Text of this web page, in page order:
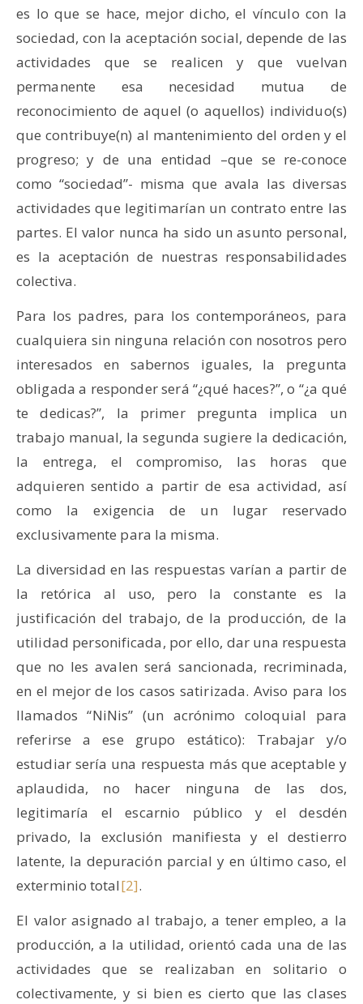
es lo que se hace, mejor dicho, el vínculo con la
sociedad, con la aceptación social, depende de las
actividades que se realicen y que vuelvan
permanente esa necesidad mutua de
reconocimiento de aquel (o aquellos) individuo(s)
que contribuye(n) al mantenimiento del orden y el
progreso; y de una entidad –que se re-conoce
como “sociedad”- misma que avala las diversas
actividades que legitimarían un contrato entre las
partes. El valor nunca ha sido un asunto personal,
es la aceptación de nuestras responsabilidades
colectiva.
Para los padres, para los contemporáneos, para
cualquiera sin ninguna relación con nosotros pero
interesados en sabernos iguales, la pregunta
obligada a responder será “¿qué haces?”, o “¿a qué
te dedicas?”, la primer pregunta implica un
trabajo manual, la segunda sugiere la dedicación,
la entrega, el compromiso, las horas que
adquieren sentido a partir de esa actividad, así
como la exigencia de un lugar reservado
exclusivamente para la misma.
La diversidad en las respuestas varían a partir de
la retórica al uso, pero la constante es la
justificación del trabajo, de la producción, de la
utilidad personificada, por ello, dar una respuesta
que no les avalen será sancionada, recriminada,
en el mejor de los casos satirizada. Aviso para los
llamados “NiNis” (un acrónimo coloquial para
referirse a ese grupo estático): Trabajar y/o
estudiar sería una respuesta más que aceptable y
aplaudida, no hacer ninguna de las dos,
legitimaría el escarnio público y el desdén
privado, la exclusión manifiesta y el destierro
latente, la depuración parcial y en último caso, el
exterminio total[2].
El valor asignado al trabajo, a tener empleo, a la
producción, a la utilidad, orientó cada una de las
actividades que se realizaban en solitario o
colectivamente, y si bien es cierto que las clases